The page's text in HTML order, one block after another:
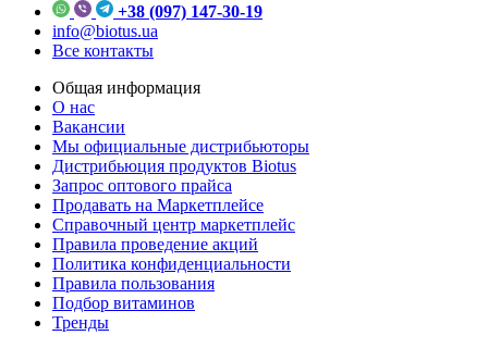
+38 (097) 147-30-19
info@biotus.ua
Все контакты
Общая информация
О нас
Вакансии
Мы официальные дистрибьюторы
Дистрибьюция продуктов Biotus
Запрос оптового прайса
Продавать на Маркетплейсе
Справочный центр маркетплейс
Правила проведение акций
Политика конфиденциальности
Правила пользования
Подбор витаминов
Тренды